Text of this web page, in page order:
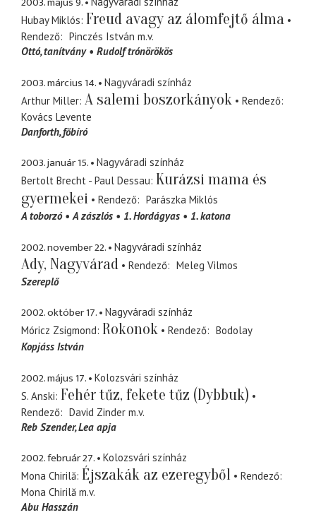
Hubay Miklós Freud avagy az álomfejtő álma
Rendező Pinczés István m.v.
Ottó tanítvány Rudolf trónörökös
2003. március 14.
Nagyváradi színház
Arthur Miller A salemi boszorkányok
Rendező
Kovács Levente
Danforth főbíró
2003. január 15.
Nagyváradi színház
Bertolt Brecht - Paul Dessau Kurázsi mama és
gyermekei
Rendező
Parászka Miklós
A toborzó
A zászlós 1. Hordágyas 1. katona
2002. november 22. Nagyváradi színház
Ady, Nagyvárad Rendező
Meleg Vilmos
Szereplő
2002. október 17.
Nagyváradi színház
Móricz Zsigmond Rokonok Rendező
Bodolay
Kopjáss István
2002. május 17.
Kolozsvári színház
S. Anski Fehér tűz, fekete tűz (Dybbuk)
Rendező David Zinder m.v.
Reb Szender, Lea apja
2002. február 27.
Kolozsvári színház
Mona Chirilă Éjszakák az ezeregyből
Rendező
Mona Chirilă m.v.
Abu Hasszán